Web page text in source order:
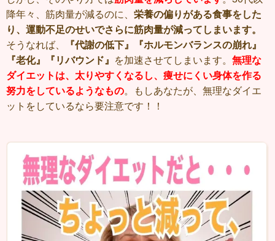
降年々、筋肉量が減るのに、 栄養の偏りがある食事をした
り、運動不足のせいでさらに筋肉量が減ってしまいます。
そうなれば、
『代謝の低下』『ホルモンバランスの崩れ』
『老化』『リバウンド』
を加速させてしまいます。 無理な
ダイエットは、太りやすくなるし、痩せにくい身体を作る
努力をしているようなもの。もしあなたが、無理なダイエ
ットをしているなら要注意です！！